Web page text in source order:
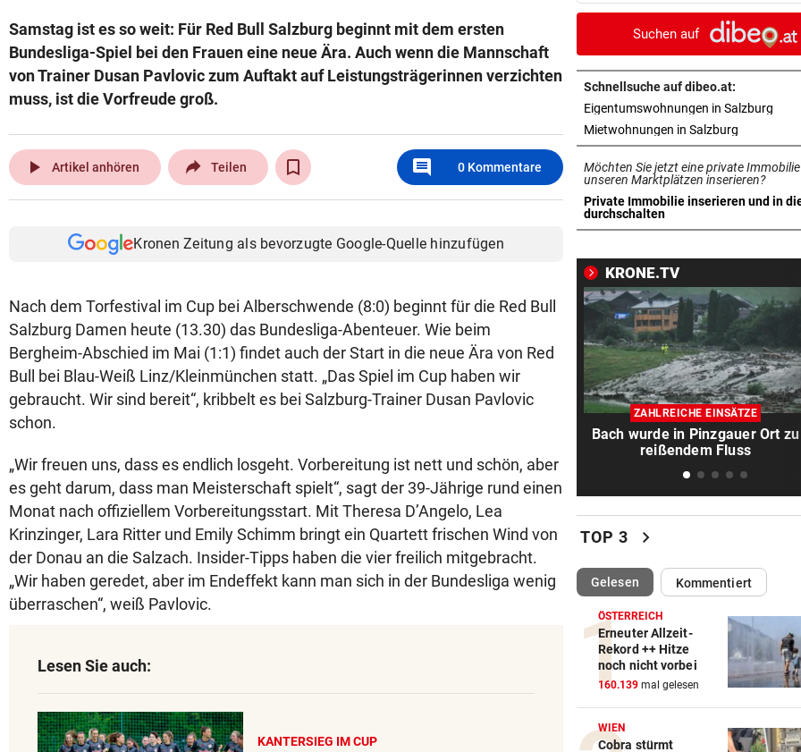
Samstag ist es so weit: Für Red Bull Salzburg beginnt mit dem ersten
Bundesliga-Spiel bei den Frauen eine neue Ära. Auch wenn die Mannschaft
von Trainer Dusan Pavlovic zum Auftakt auf Leistungsträgerinnen verzichten
muss, ist die Vorfreude groß.
play_arrow Artikel anhören Teilen comment 0 Kommentare
Kronen Zeitung als bevorzugte Google-Quelle hinzufügen
Nach dem Torfestival im Cup bei Alberschwende (8:0) beginnt für die Red Bull
Salzburg Damen heute (13.30) das Bundesliga-Abenteuer. Wie beim
Bergheim-Abschied im Mai (1:1) findet auch der Start in die neue Ära von Red
Bull bei Blau-Weiß Linz/Kleinmünchen statt. „Das Spiel im Cup haben wir
gebraucht. Wir sind bereit“, kribbelt es bei Salzburg-Trainer Dusan Pavlovic
schon.
„Wir freuen uns, dass es endlich losgeht. Vorbereitung ist nett und schön, aber
es geht darum, dass man Meisterschaft spielt“, sagt der 39-Jährige rund einen
Monat nach offiziellem Vorbereitungsstart. Mit Theresa D’Angelo, Lea
Krinzinger, Lara Ritter und Emily Schimm bringt ein Quartett frischen Wind von
der Donau an die Salzach. Insider-Tipps haben die vier freilich mitgebracht.
„Wir haben geredet, aber im Endeffekt kann man sich in der Bundesliga wenig
überraschen“, weiß Pavlovic.
Lesen Sie auch:
KANTERSIEG IM CUP
Kreuzung mit Pkw
RED BULL SALZBURG/WAC vor
Verhounig mit Klausel,
am Prüfstand
VERHEERENDE UNWETTER
Der Tag danach: „Es sieht
am Schlachtfeld“
IN SALZBURG-STADT
getuntem Moped erwischt
ELEKTRONIK WURDE NASS vor 16
Nächstes Gewitter legte zehn
Obusse erneut lahm
GELDKASSE GESTOHLEN vor
Einbruch bei Wasserrettung:
sind fassungslos“
Wo Sternschnuppen auf
Sonnenfinsternis treffen
„WERMUTSTROPFEN“ vor
Verletzter Salzburg-Kicker:
Diagnose ist da!
Halbfinal-Aus für Luca Karl
Suchen auf
Schnellsuche auf dibeo.at:
Eigentumswohnungen in Salzburg
Mietwohnungen in Salzburg
Möchten Sie jetzt eine private
unseren Marktplätzen inserieren?
Private Immobilie inserieren und in
durchschalten
in neuem Tab öffnen
KRONE.TV
ZAHLREICHE EINSÄTZE
Bach wurde in Pinzgauer Ort zu
reißendem Fluss
TOP 3 chevron_right
Gelesen(ausgewählt)Kommentiert
ÖSTERREICH
Erneuter Allzeit-
Rekord ++ Hitze
noch nicht vorbei
160.139 mal gelesen
WIEN
Cobra stürmt